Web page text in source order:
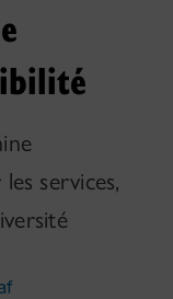
services,